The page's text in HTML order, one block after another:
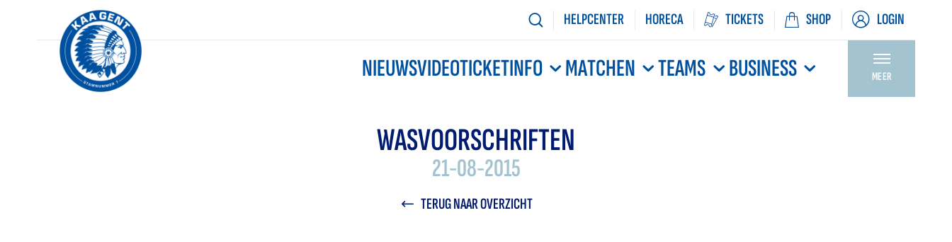
HELPCENTER HORECA TICKETS SHOP LOGIN
NIEUWSVIDEOTICKETINFO MATCHEN TEAMS BUSINESS MEER
WASVOORSCHRIFTEN
21-08-2015
TERUG NAAR OVERZICHT